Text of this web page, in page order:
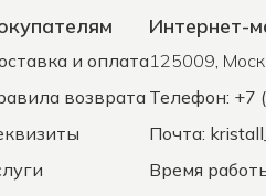
и оплата
возврата
Интернет-
125009,
Телефон: +7
Почта:
Время